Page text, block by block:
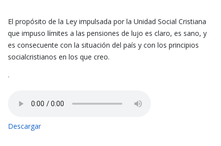
El propósito de la Ley impulsada por la Unidad Social Cristiana
que impuso límites a las pensiones de lujo es claro, es sano, y
es consecuente con la situación del país y con los principios
socialcristianos en los que creo.
-
Descargar